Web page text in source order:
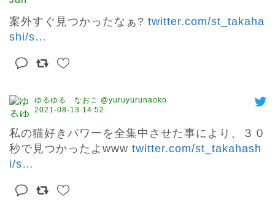
案外すぐ見つかったなぁ? twitter.com/st_takaha
shi/s…
ゆるゆる なおこ @yuruyurunaoko
2021-08-13 14:52
私の猫好きパワーを全集中させた事により、３０
秒で見つかったよwww twitter.com/st_takahash
i/s…